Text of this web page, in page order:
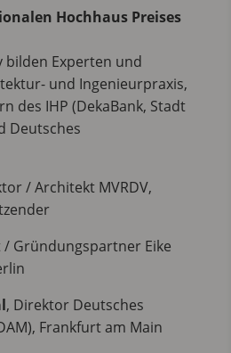
Hochhaus Preises
bilden Experten und
und Ingenieurpraxis,
des IHP (DekaBank, Stadt
Deutsches
/ Architekt MVRDV,
/ Gründungspartner Eike
, Direktor Deutsches
Frankfurt am Main